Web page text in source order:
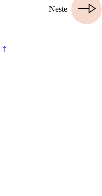
Neste